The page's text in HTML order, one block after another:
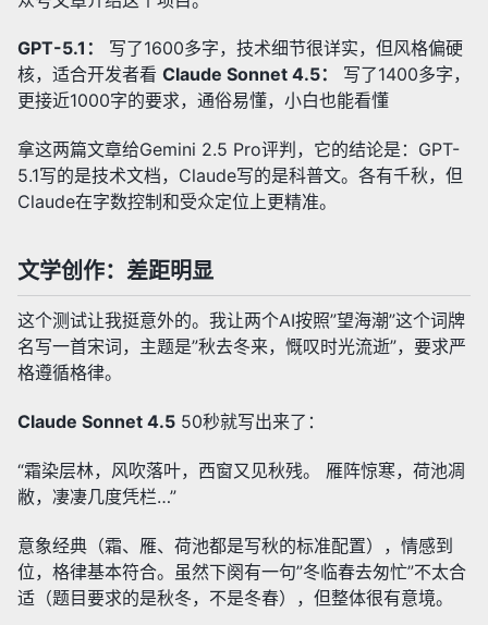
GPT-5.1：
写了1600多字，技术细节很详实，但风格偏硬
核，适合开发者看 Claude Sonnet 4.5：
写了1400多字，
更接近1000字的要求，通俗易懂，小白也能看懂
拿这两篇文章给Gemini 2.5 Pro评判，它的结论是：GPT-
5.1写的是技术文档，Claude写的是科普文。各有千秋，但
Claude在字数控制和受众定位上更精准。
文学创作：差距明显
这个测试让我挺意外的。我让两个AI按照”望海潮”这个词牌
名写一首宋词，主题是”秋去冬来，慨叹时光流逝”，要求严
格遵循格律。
Claude Sonnet 4.5 50秒就写出来了：
“霜染层林，风吹落叶，西窗又见秋残。 雁阵惊寒，荷池凋
敝，凄凄几度凭栏…”
意象经典（霜、雁、荷池都是写秋的标准配置），情感到
位，格律基本符合。虽然下阕有一句”冬临春去匆忙”不太合
适（题目要求的是秋冬，不是冬春），但整体很有意境。